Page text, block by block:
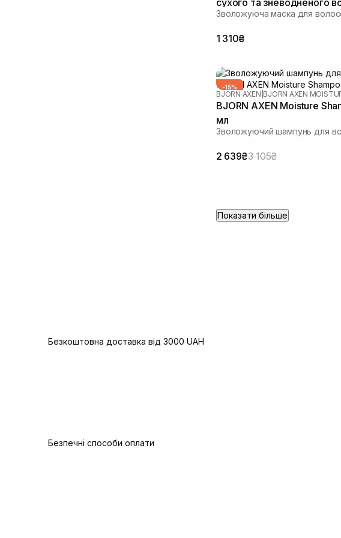
сухого та зневодненого
200 мл
Зволожуюча маска для
1 310₴
-15%
ВИБІР ОКСАНИ
BJORN AXEN BJORN AXEN
BJORN AXEN Moisture
мл
Зволожуючий шампунь для
2 639₴3 105₴
Показати більше
Безкоштовна доставка від 3000 UAH
Безпечні способи оплати